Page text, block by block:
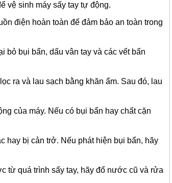
vệ sinh máy sấy tay tự động.
điện hoàn toàn để đảm bảo an toàn trong
bỏ bụi bẩn, dấu vân tay và các vết bẩn
ra và lau sạch bằng khăn ẩm. Sau đó, lau
của máy. Nếu có bụi bẩn hay chất cặn
hay bị cản trở. Nếu phát hiện bụi bẩn, hãy
từ quá trình sấy tay, hãy đổ nước cũ và rửa